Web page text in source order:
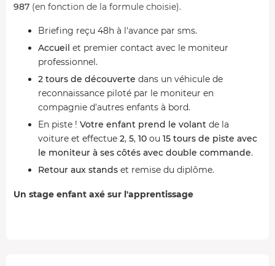
987 (en fonction de la formule choisie).
Briefing reçu 48h à l'avance par sms.
Accueil et premier contact avec le moniteur
professionnel.
2 tours de découverte dans un véhicule de
reconnaissance piloté par le moniteur en
compagnie d'autres enfants à bord.
En piste ! Votre enfant prend le volant de la
voiture et effectue 2, 5, 10 ou 15 tours de piste avec
le moniteur à ses côtés avec double commande.
Retour aux stands et remise du diplôme.
Un stage enfant axé sur l'apprentissage